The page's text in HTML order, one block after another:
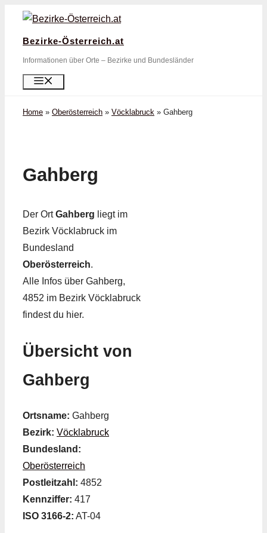
Zum
springen
Bezirke-Österreich.at
Informationen über Orte – Bezirke und Bundesländer
Home » Oberösterreich » Vöcklabruck » Gahberg
Gahberg
Der OrtGahberg liegt im
Bezirk Vöcklabruck im
Bundesland
Oberösterreich.
Alle Infos über Gahberg,
4852 im Bezirk Vöcklabruck
findest du hier.
Übersicht von
Gahberg
Ortsname: Gahberg
Bezirk: Vöcklabruck
Bundesland:
Oberösterreich
Postleitzahl: 4852
Kennziffer: 417
ISO 3166-2: AT-04